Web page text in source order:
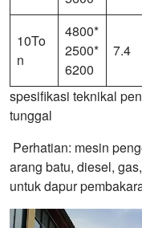
10To
n
4800*
2500*
6200
7.4
spesifikasi teknikal
tunggal
Perhatian: mesin
arang batu, diesel,
untuk dapur